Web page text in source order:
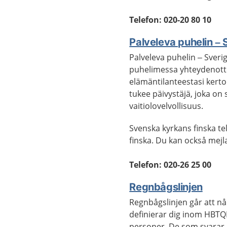
Telefon: 020-20 80 10
Palveleva puhelin –
Palveleva puhelin –
puhelimessa
elämäntilanteestasi
tukee päivystäjä, joka
vaitiolovelvollisuus.
Svenska kyrkans finska
finska. Du kan också
Telefon: 020-26 25 00
Regnbågslinjen
Regnbågslinjen går att
definierar dig inom